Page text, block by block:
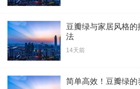
豆瓣绿与家居风格
法
14天前
简单高效！豆瓣绿的